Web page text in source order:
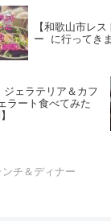
【和歌山市レ
ー に行ってき
ジェラテリア＆カフ
ラート食べてみた
ンチ＆ディナー